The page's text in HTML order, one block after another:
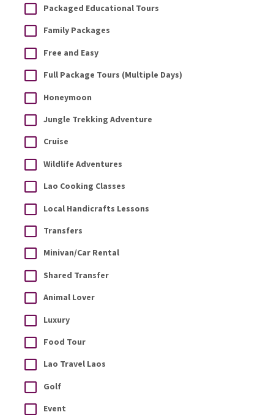
Packaged Educational Tours
Family Packages
Free and Easy
Full Package Tours (Multiple Days)
Honeymoon
Jungle Trekking Adventure
Cruise
Wildlife Adventures
Lao Cooking Classes
Local Handicrafts Lessons
Transfers
Minivan/Car Rental
Shared Transfer
Animal Lover
Luxury
Food Tour
Lao Travel Laos
Golf
Event